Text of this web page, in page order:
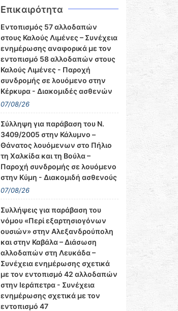
Επικαιρότητα
Εντοπισμός 57 αλλοδαπών
στους Καλούς Λιμένες – Συνέχεια
ενημέρωσης αναφορικά με τον
εντοπισμό 58 αλλοδαπών στους
Καλούς Λιμένες - Παροχή
συνδρομής σε λουόμενο στην
Κέρκυρα - Διακομιδές ασθενών
07/08/26
Σύλληψη για παράβαση του Ν.
3409/2005 στην Κάλυμνο –
Θάνατος λουόμενων στο Πήλιο
τη Χαλκίδα και τη Βούλα –
Παροχή συνδρομής σε λουόμενο
στην Κύμη - Διακομιδή ασθενούς
07/08/26
Συλλήψεις για παράβαση του
νόμου «Περί εξαρτησιογόνων
ουσιών» στην Αλεξανδρούπολη
και στην Καβάλα – Διάσωση
αλλοδαπών στη Λευκάδα –
Συνέχεια ενημέρωσης σχετικά
με τον εντοπισμό 42 αλλοδαπών
στην Ιεράπετρα - Συνέχεια
ενημέρωσης σχετικά με τον
εντοπισμό 47